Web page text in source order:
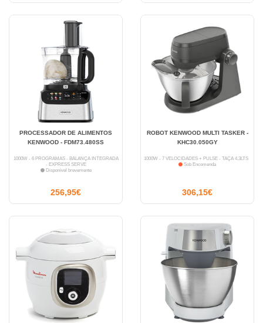
PROCESSADOR DE ALIMENTOS
KENWOOD - FDM73.480SS
1000W - 6 PROGRAMAS - BALANÇA INTEGRADA
- EXPRESS SERVE
Disponível brevemente
256,95€
ROBOT KENWOOD MULTI TASKER -
KHC30.050GY
1000W - 7 VELOCIDADES + PULSE - TAÇA 4,3LTS
Sob Encomenda
306,15€